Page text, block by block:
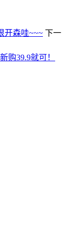
开森哇~~~ 下一
购39.9就可！